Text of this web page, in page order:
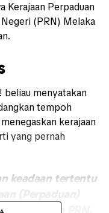
Kerajaan Perpaduan
(PRN) Melaka
menyatakan
tempoh
kerajaan
yang pernah
keadaan tertentu
tangguh PRN.